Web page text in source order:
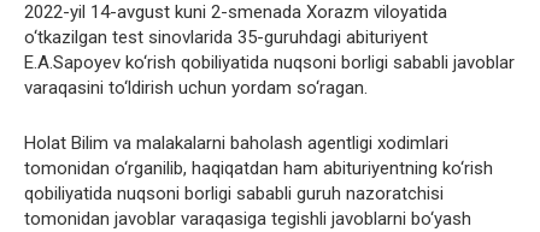
2022-yil 14-avgust kuni 2-smenada Xorazm viloyatida
o‘tkazilgan test sinovlarida 35-guruhdagi abituriyent
E.A.Sapoyev ko‘rish qobiliyatida nuqsoni borligi sababli javoblar
varaqasini to‘ldirish uchun yordam so‘ragan.
Holat Bilim va malakalarni baholash agentligi xodimlari
tomonidan o‘rganilib, haqiqatdan ham abituriyentning ko‘rish
qobiliyatida nuqsoni borligi sababli guruh nazoratchisi
tomonidan javoblar varaqasiga tegishli javoblarni bo‘yash